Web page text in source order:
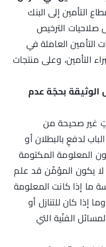
التأمين إلى البنك
صلاحيات الترخيص
التأمين العاملة في
التأمين، وعلى منتجات
بحجّة عدم
غير صحيحة من
لدفعٍ بالبطلان أو
المعلومة المكتومة
لا يكون المؤمِّن قد علم
ما إذا كانت المعلومة
إذا كان للتنازل أو
الفنّية التي